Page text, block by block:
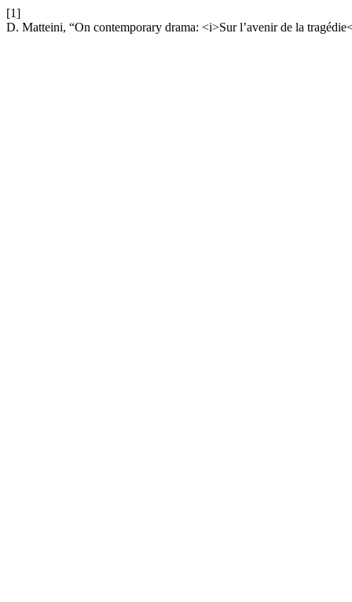
[1]
D. Matteini, “On contemporary drama: <i>Sur l’avenir de la